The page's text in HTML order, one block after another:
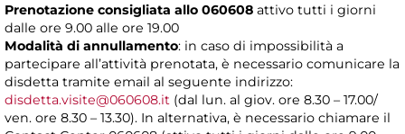
Prenotazione consigliata allo 060608 attivo tutti i giorni
dalle ore 9.00 alle ore 19.00
Modalità di annullamento: in caso di impossibilità a
partecipare all’attività prenotata, è necessario comunicare la
disdetta tramite email al seguente indirizzo:
disdetta.visite@060608.it (dal lun. al giov. ore 8.30 – 17.00/
ven. ore 8.30 – 13.30). In alternativa, è necessario chiamare il